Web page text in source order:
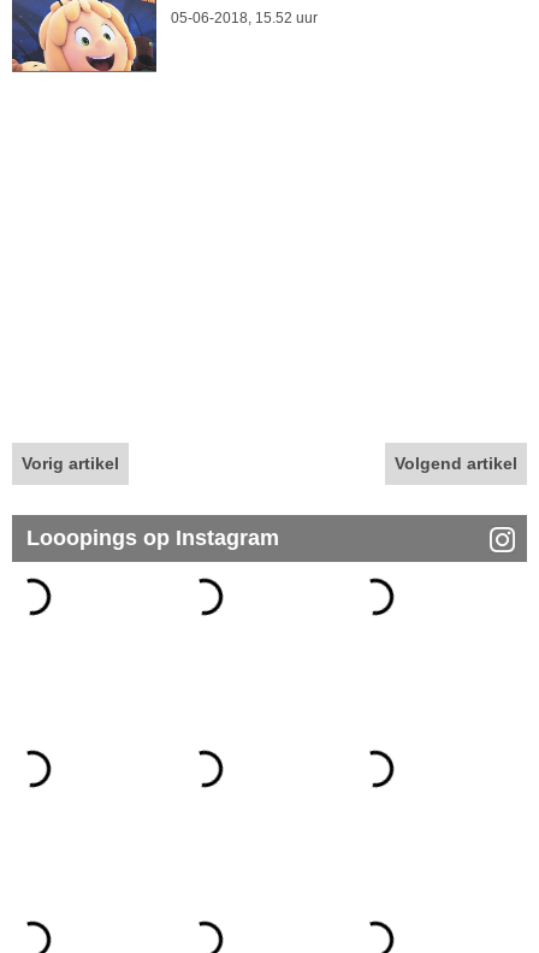
05-06-2018, 15.52 uur
Vorig artikel Volgend artikel
Looopings op Instagram